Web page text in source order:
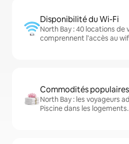
Disponibilité du Wi-Fi
North Bay : 40 locations de
comprennent l'accès au
Commodités
North Bay : les voyageurs
Piscine dans les logements.